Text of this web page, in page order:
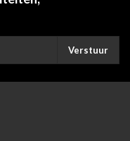
Verstuur